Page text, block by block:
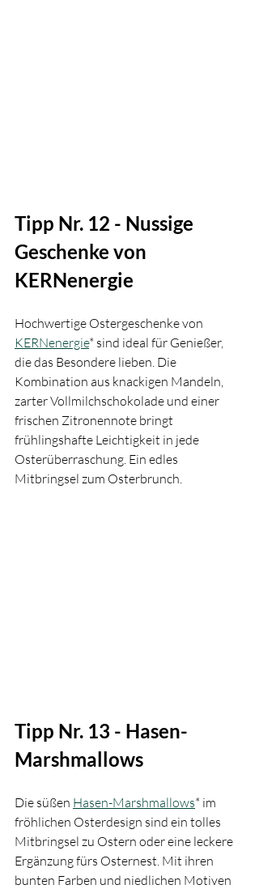
Tipp Nr. 12 - Nussige
Geschenke von
KERNenergie
Hochwertige Ostergeschenke von
KERNenergie* sind ideal für Genießer,
die das Besondere lieben. Die
Kombination aus knackigen Mandeln,
zarter Vollmilchschokolade und einer
frischen Zitronennote bringt
frühlingshafte Leichtigkeit in jede
Osterüberraschung. Ein edles
Mitbringsel zum Osterbrunch.
Tipp Nr. 13 - Hasen-
Marshmallows
Die süßen Hasen-Marshmallows* im
fröhlichen Osterdesign sind ein tolles
Mitbringsel zu Ostern oder eine leckere
Ergänzung fürs Osternest. Mit ihren
bunten Farben und niedlichen Motiven